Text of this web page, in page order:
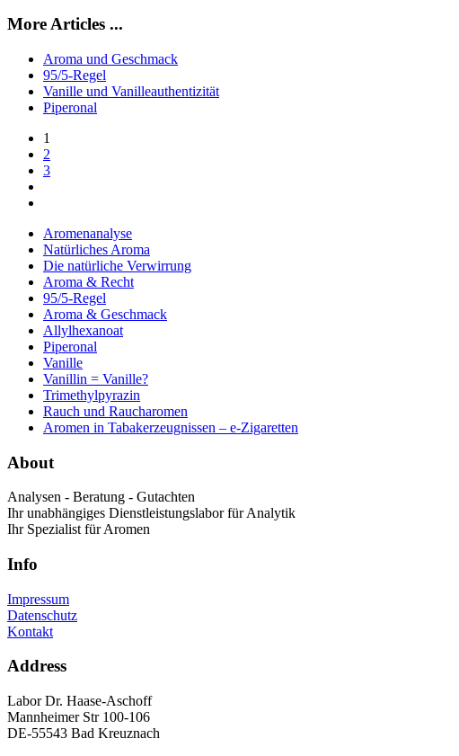
More Articles ...
Aroma und Geschmack
95/5-Regel
Vanille und Vanilleauthentizität
Piperonal
1
2
3
Aromenanalyse
Natürliches Aroma
Die natürliche Verwirrung
Aroma & Recht
95/5-Regel
Aroma & Geschmack
Allylhexanoat
Piperonal
Vanille
Vanillin = Vanille?
Trimethylpyrazin
Rauch und Raucharomen
Aromen in Tabakerzeugnissen – e-Zigaretten
About
Analysen - Beratung - Gutachten
Ihr unabhängiges Dienstleistungslabor für Analytik
Ihr Spezialist für Aromen
Info
Impressum
Datenschutz
Kontakt
Address
Labor Dr. Haase-Aschoff
Mannheimer Str 100-106
DE-55543 Bad Kreuznach